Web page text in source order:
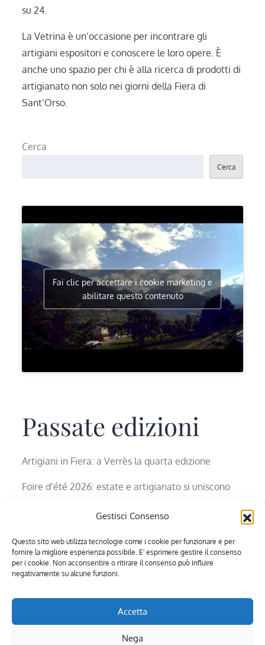
Gestisci Consenso
Questo sito web utilizza tecnologie come i cookie per funzionare e per
fornire la migliore esperienza possibile. E' esprimere gestire il consenso
per i cookie. Non acconsentire o ritirare il consenso può influire
negativamente su alcune funzioni.
Accetta
Nega
su 24.
La Vetrina è un’occasione per incontrare gli
artigiani espositori e conoscere le loro opere. È
anche uno spazio per chi è alla ricerca di prodotti di
artigianato non solo nei giorni della Fiera di
Sant’Orso.
Cerca
Cerca
Fai clic per accettare i cookie marketing e
abilitare questo contenuto
Passate edizioni
Artigiani in Fiera: a Verrès la quarta edizione
Foire d’été 2026: estate e artigianato si uniscono
La 1023esima Fiera raccontata in foto
La 1020a Fiera in foto